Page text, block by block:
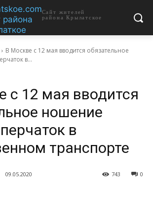
Сайт жителей
района Крылатское
В Москве с 12 мая вводится обязательное
в...
с 12 мая вводится
ношение
в
транспорте
09.05.2020 0
743